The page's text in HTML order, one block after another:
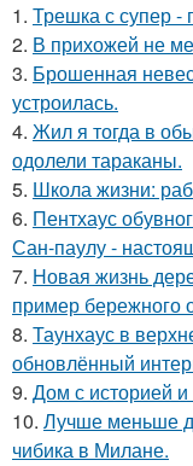
1. Трешка с супер
2. В прихожей не
3. Брошенная
устроилась.
4. Жил я тогда в
одолели тараканы.
5. Школа жизни:
6. Пентхаус
Сан-паулу -
7. Новая жизнь
пример бережного
8. Таунхаус в
обновлённый
9. Дом с историей
10. Лучше меньше
чибика в Милане.